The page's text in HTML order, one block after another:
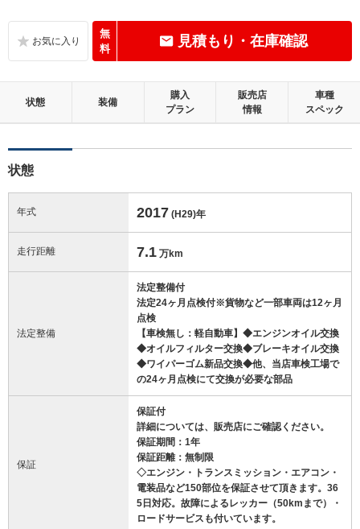
無
料
見積もり・在庫確認
状態 装備
購入
プラン
販売店
情報
車種
スペック
状態
年式 2017 (H29)年
走行距離 7.1 万km
法定整備
法定整備付
法定24ヶ月点検付※貨物など一部車両は12ヶ月
点検
【車検無し：軽自動車】◆エンジンオイル交換
◆オイルフィルター交換◆ブレーキオイル交換
◆ワイパーゴム新品交換◆他、当店車検工場で
の24ヶ月点検にて交換が必要な部品
保証
保証付
詳細については、販売店にご確認ください。
保証期間：1年
保証距離：無制限
◇エンジン・トランスミッション・エアコン・
電装品など150部位を保証させて頂きます。36
5日対応。故障によるレッカー（50kmまで）・
ロードサービスも付いています。